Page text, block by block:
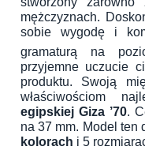
mężczyznach.
sobie wygodę i
gramaturą na
przyjemne uczucie
produktu. Swoją
właściwościom
egipskiej Giza ’70.
na 37 mm. Model ten
kolorach i 5